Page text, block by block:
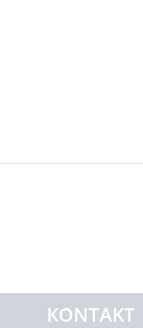
H: 136 x B:
KONTAKT